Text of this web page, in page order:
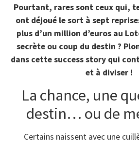
Pourtant, rares sont ceux qui,
ont déjoué le sort à sept
plus d’un million d’euros au
secrète ou coup du destin ?
dans cette success story qui
et à diviser !
La chance, une
destin… ou de
Certains naissent avec une